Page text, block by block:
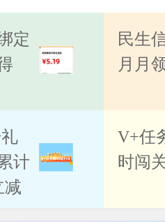
定
民生
月月
计
减
V+任
时闯